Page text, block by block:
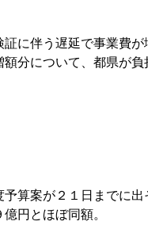
に伴う遅延で事業費が
分について、都県が負
算案が２１日までに出
円とほぼ同額。